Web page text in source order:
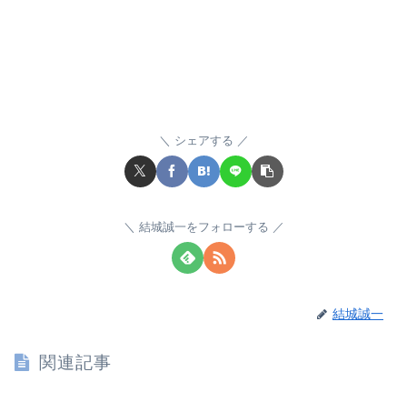
シェアする
結城誠一をフォローする
結城誠一
関連記事